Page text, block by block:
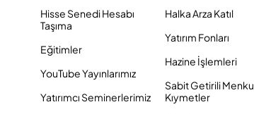
Hisse Senedi Hesabı
Taşıma
Eğitimler
YouTube Yayınlarımız
Yatırımcı Seminerlerimiz
Halka Arza Katıl
Yatırım Fonları
Hazine İşlemleri
Sabit Getirili
Kıymetler